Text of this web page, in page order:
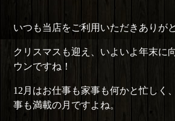
いつも当店をご利用いただきありが
クリスマスも迎え、いよいよ年末に
ウンですね！
12月はお仕事も家事も何かと忙しく
事も満載の月ですよね。